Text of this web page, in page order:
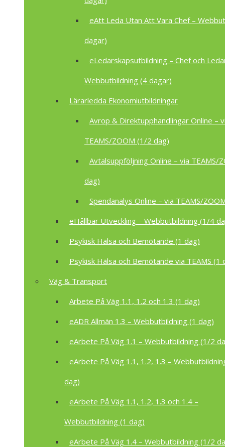
eAtt Leda Utan Att Vara Chef –
dagar)
eLedarskapsutbildning – Chef och
Webbutbildning (4 dagar)
Lärarledda Ekonomiutbildningar
Avrop & Direktupphandlingar Online –
TEAMS/ZOOM (1/2 dag)
Avtalsuppföljning Online – via TEAMS/
dag)
Spendanalys Online – via TEAMS/
eHållbar Utveckling – Webbutbildning (1/4
Psykisk Hälsa och Bemötande (1 dag)
Psykisk Hälsa och Bemötande via TEAMS (1
Väg & Transport
Arbete På Väg 1.1, 1.2 och 1.3 (1 dag)
eADR Allmän 1.3 – Webbutbildning (1 dag)
eArbete På Väg 1.1 – Webbutbildning (1/2
eArbete På Väg 1.1, 1.2, 1.3 –
dag)
eArbete På Väg 1.1, 1.2, 1.3 och 1.4 –
Webbutbildning (1 dag)
eArbete På Väg 1.4 – Webbutbildning (1/2